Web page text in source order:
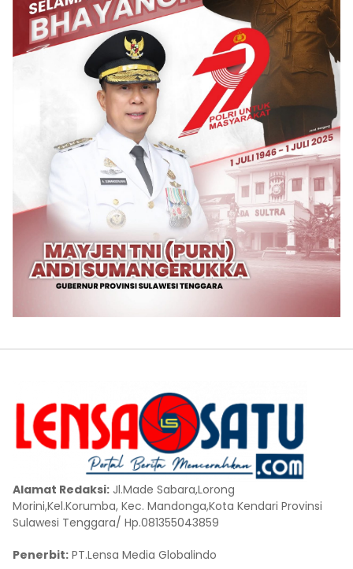
Alamat Redaksi: Jl.Made Sabara,Lorong
Morini,Kel.Korumba, Kec. Mandonga,Kota Kendari Provinsi
Sulawesi Tenggara/ Hp.081355043859
Penerbit: PT.Lensa Media Globalindo